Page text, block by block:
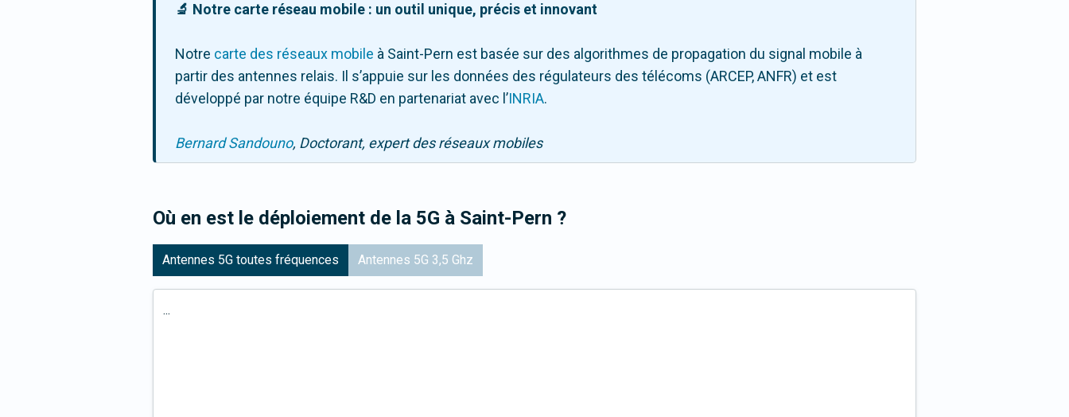
🔬 Notre carte réseau mobile : un outil unique, précis et innovant
Notre carte des réseaux mobile à Saint-Pern est basée sur des algorithmes de propagation du signal mobile à
partir des antennes relais. Il s’appuie sur les données des régulateurs des télécoms (ARCEP, ANFR) et est
développé par notre équipe R&D en partenariat avec l ’INRIA.
Bernard Sandouno, Doctorant, expert des réseaux mobiles
Où en est le déploiement de la 5G à Saint-Pern ?
Antennes 5G toutes fréquences Antennes 5G 3,5 Ghz
...